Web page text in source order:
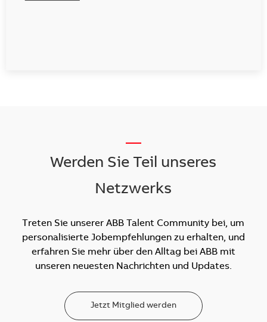
Werden Sie Teil unseres
Netzwerks
Treten Sie unserer ABB Talent Community bei, um
personalisierte Jobempfehlungen zu erhalten, und
erfahren Sie mehr über den Alltag bei ABB mit
unseren neuesten Nachrichten und Updates.
Jetzt Mitglied werden